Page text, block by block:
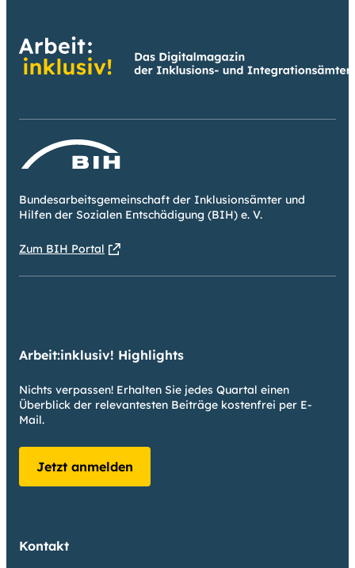
Bundesarbeitsgemeinschaft der Inklusionsämter und
Hilfen der Sozialen Entschädigung (BIH) e. V.
Zum BIH Portal
Arbeit:inklusiv! Highlights
Nichts verpassen! Erhalten Sie jedes Quartal einen
Überblick der relevantesten Beiträge kostenfrei per E-
Mail.
Jetzt anmelden
Kontakt